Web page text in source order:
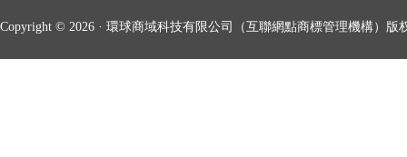
Copyright © 2026 · 環球商域科技有限公司（互聯網點商標管理機構）版